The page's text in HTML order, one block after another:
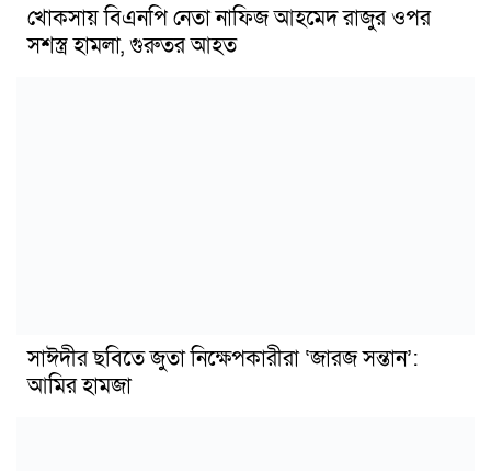
খোকসায় বিএনপি নেতা নাফিজ আহমেদ রাজুর ওপর
সশস্ত্র হামলা, গুরুতর আহত
সাঈদীর ছবিতে জুতা নিক্ষেপকারীরা ‘জারজ সন্তান’:
আমির হামজা